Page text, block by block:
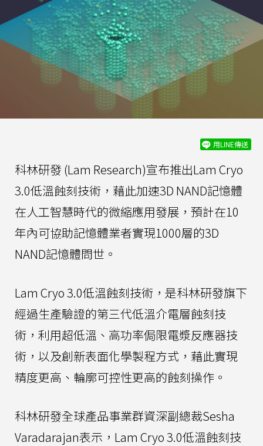
用LINE傳送
科林研發 (Lam Research)宣布推出Lam Cryo
3.0低溫蝕刻技術，藉此加速3D NAND記憶體
在人工智慧時代的微縮應用發展，預計在10
年內可協助記憶體業者實現1000層的3D
NAND記憶體問世。
Lam Cryo 3.0低溫蝕刻技術，是科林研發旗下
經過生產驗證的第三代低溫介電層蝕刻技
術，利用超低溫、高功率侷限電漿反應器技
術，以及創新表面化學製程方式，藉此實現
精度更高、輪廓可控性更高的蝕刻操作。
科林研發全球產品事業群資深副總裁Sesha
Varadarajan表示，Lam Cryo 3.0低溫蝕刻技